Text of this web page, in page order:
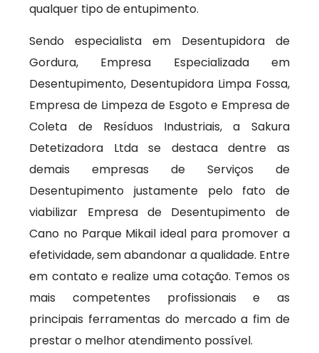
qualquer tipo de entupimento.
Sendo especialista em Desentupidora de
Gordura, Empresa Especializada em
Desentupimento, Desentupidora Limpa Fossa,
Empresa de Limpeza de Esgoto e Empresa de
Coleta de Resíduos Industriais, a Sakura
Detetizadora Ltda se destaca dentre as
demais empresas de Serviços de
Desentupimento justamente pelo fato de
viabilizar Empresa de Desentupimento de
Cano no Parque Mikail ideal para promover a
efetividade, sem abandonar a qualidade. Entre
em contato e realize uma cotação. Temos os
mais competentes profissionais e as
principais ferramentas do mercado a fim de
prestar o melhor atendimento possível.